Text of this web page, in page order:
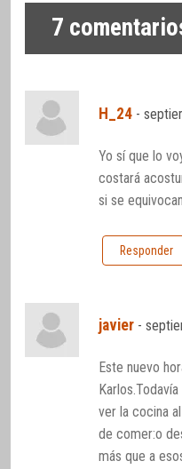
7
H_24 -
Yo sí que lo
costará
si se
Responder
javier -
Este nuevo
ver la cocina
de comer:o
más que a